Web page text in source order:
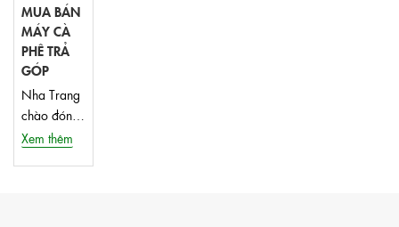
MUA BÁN
MÁY CÀ
PHÊ TRẢ
GÓP
Nha Trang
chào đón
máy
Xem thêm